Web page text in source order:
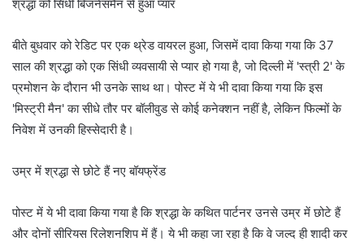
श्रद्धा को सिंधी बिजनेसमैन से हुआ प्यार
बीते बुधवार को रेडिट पर एक थ्रेड वायरल हुआ, जिसमें दावा किया गया कि 37
साल की श्रद्धा को एक सिंधी व्यवसायी से प्यार हो गया है, जो दिल्ली में 'स्त्री 2' के
प्रमोशन के दौरान भी उनके साथ था। पोस्ट में ये भी दावा किया गया कि इस
'मिस्ट्री मैन' का सीधे तौर पर बॉलीवुड से कोई कनेक्शन नहीं है, लेकिन फिल्मों के
निवेश में उनकी हिस्सेदारी है।
उम्र में श्रद्धा से छोटे हैं नए बॉयफ्रेंड
पोस्ट में ये भी दावा किया गया है कि श्रद्धा के कथित पार्टनर उनसे उम्र में छोटे हैं
और दोनों सीरियस रिलेशनशिप में हैं। ये भी कहा जा रहा है कि वे जल्द ही शादी कर